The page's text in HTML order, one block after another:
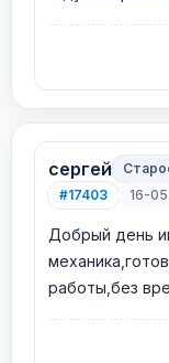
сергей
#17403
16-
Добрый день
работы,без